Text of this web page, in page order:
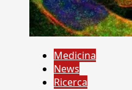
Medicina
News
Ricerca